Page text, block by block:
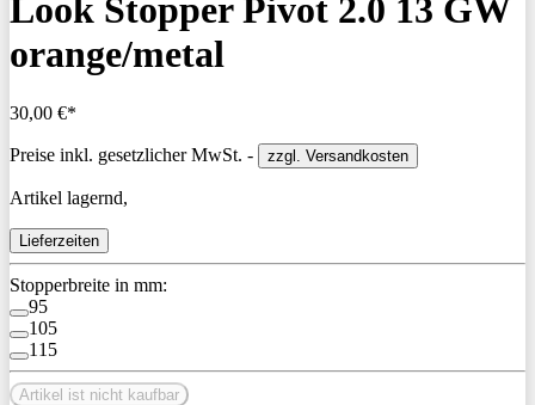
Look Stopper Pivot 2.0 13 GW
orange/metal
30,00 €*
Preise inkl. gesetzlicher MwSt. - zzgl. Versandkosten
Artikel lagernd,
Lieferzeiten
Stopperbreite in mm:
95
105
115
Artikel ist nicht kaufbar